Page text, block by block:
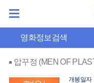
영화정보검색
압꾸정 (MEN OF
개봉일자